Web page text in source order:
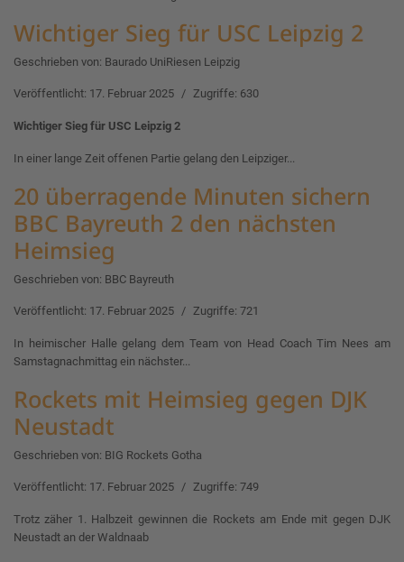
Wichtiger Sieg für USC Leipzig 2
Geschrieben von: Baurado UniRiesen Leipzig
Veröffentlicht: 17. Februar 2025 Zugriffe: 630
Wichtiger Sieg für USC Leipzig 2
In einer lange Zeit offenen Partie gelang den Leipziger...
20 überragende Minuten sichern
BBC Bayreuth 2 den nächsten
Heimsieg
Geschrieben von: BBC Bayreuth
Veröffentlicht: 17. Februar 2025 Zugriffe: 721
In heimischer Halle gelang dem Team von Head Coach Tim Nees am
Samstagnachmittag ein nächster...
Rockets mit Heimsieg gegen DJK
Neustadt
Geschrieben von: BIG Rockets Gotha
Veröffentlicht: 17. Februar 2025 Zugriffe: 749
Trotz zäher 1. Halbzeit gewinnen die Rockets am Ende mit gegen DJK
Neustadt an der Waldnaab